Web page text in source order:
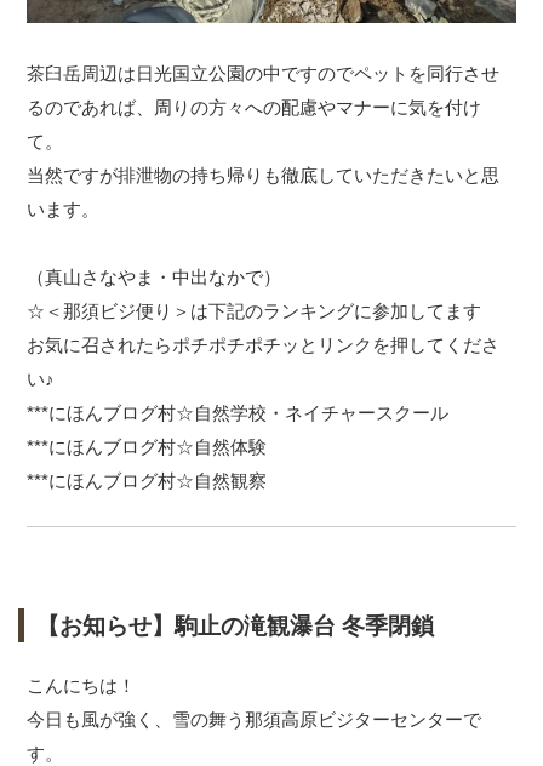
茶臼岳周辺は日光国立公園の中ですのでペットを同行させ
るのであれば、周りの方々への配慮やマナーに気を付け
て。
当然ですが排泄物の持ち帰りも徹底していただきたいと思
います。
（真山さなやま・中出なかで）
☆＜那須ビジ便り＞は下記のランキングに参加してます
お気に召されたらポチポチポチッとリンクを押してくださ
い♪
***にほんブログ村☆自然学校・ネイチャースクール
***にほんブログ村☆自然体験
***にほんブログ村☆自然観察
【お知らせ】駒止の滝観瀑台 冬季閉鎖
こんにちは！
今日も風が強く、雪の舞う那須高原ビジターセンターで
す。